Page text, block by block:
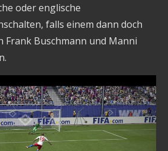
oder englische
falls einem dann doch
Frank Buschmann und Manni